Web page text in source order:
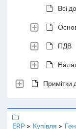
Всі
ПДВ
Примітки
ERP Купівля